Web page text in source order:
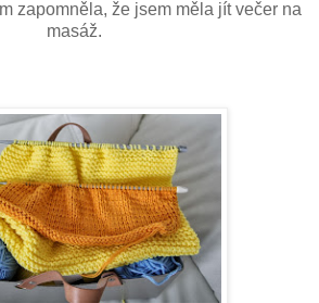
zapomněla, že jsem měla jít večer na
masáž.